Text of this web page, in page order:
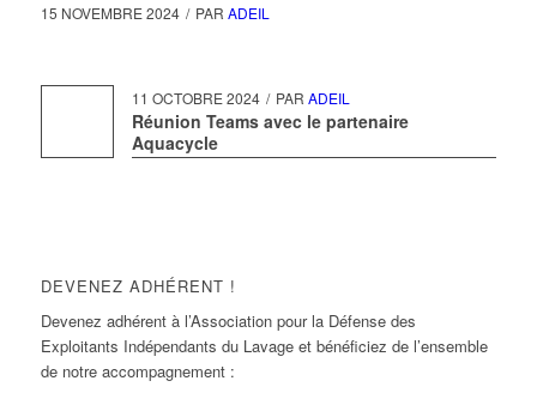
15 NOVEMBRE 2024 / PAR ADEIL
11 OCTOBRE 2024 / PAR ADEIL
Réunion Teams avec le partenaire
Aquacycle
DEVENEZ ADHÉRENT !
Devenez adhérent à l’Association pour la Défense des
Exploitants Indépendants du Lavage et bénéficiez de l’ensemble
de notre accompagnement :